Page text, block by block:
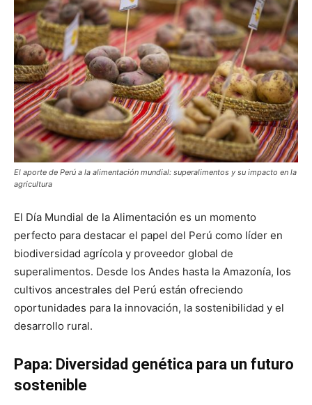
El aporte de Perú a la alimentación mundial: superalimentos y su impacto en la
agricultura
El Día Mundial de la Alimentación es un momento
perfecto para destacar el papel del Perú como líder en
biodiversidad agrícola y proveedor global de
superalimentos. Desde los Andes hasta la Amazonía, los
cultivos ancestrales del Perú están ofreciendo
oportunidades para la innovación, la sostenibilidad y el
desarrollo rural.
Papa: Diversidad genética para un futuro
sostenible